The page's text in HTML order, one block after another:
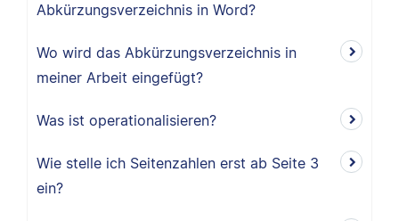
Abkürzungsverzeichnis in Word?
Wo wird das Abkürzungsverzeichnis in
meiner Arbeit eingefügt?
Was ist operationalisieren?
Wie stelle ich Seitenzahlen erst ab Seite 3
ein?